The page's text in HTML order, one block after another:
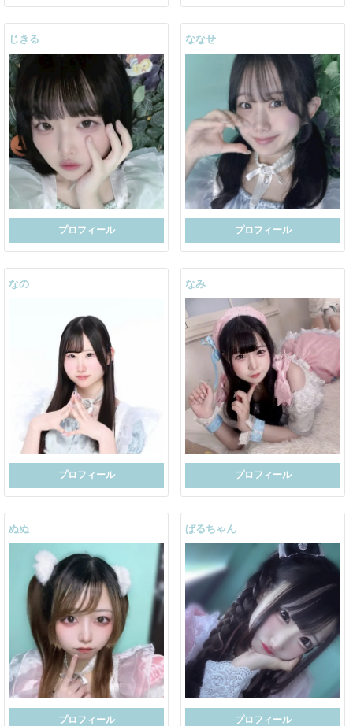
じきる
プロフィール
ななせ
プロフィール
なの
プロフィール
なみ
プロフィール
ぬぬ
プロフィール
ぱるちゃん
プロフィール